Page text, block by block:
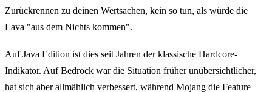
Zurückrennen zu deinen Wertsachen, kein so tun, als würde die
Lava "aus dem Nichts kommen".
Auf Java Edition ist dies seit Jahren der klassische Hardcore-
Indikator. Auf Bedrock war die Situation früher unübersichtlicher,
hat sich aber allmählich verbessert, während Mojang die Feature